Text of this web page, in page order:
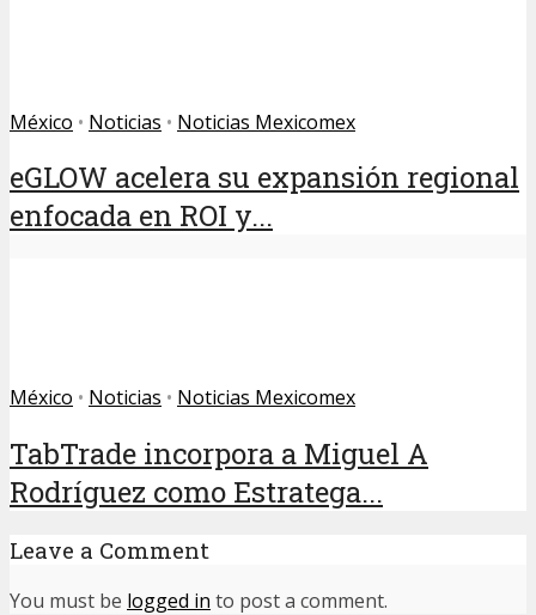
México • Noticias • Noticias Mexicomex
eGLOW acelera su expansión regional
enfocada en ROI y...
México • Noticias • Noticias Mexicomex
TabTrade incorpora a Miguel A
Rodríguez como Estratega...
Leave a Comment
You must be logged in to post a comment.